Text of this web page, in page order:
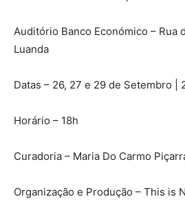
Auditório Banco Económico – Rua
Luanda
Datas – 26, 27 e 29 de Setembro |
Horário – 18h
Curadoria – Maria Do Carmo
Organização e Produção – This is